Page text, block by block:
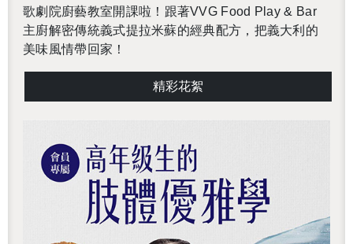
歌劇院廚藝教室開課啦！ 跟著VVG Food Play & Bar
主廚解密傳統義式提拉米蘇的經典配方，把義大利的
美味風情帶回家！
精彩花絮